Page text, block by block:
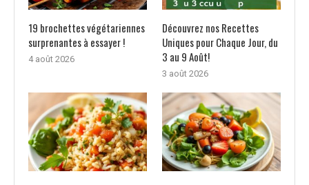
19 brochettes végétariennes
surprenantes à essayer !
4 août 2026
Découvrez nos Recettes
Uniques pour Chaque Jour, du
3 au 9 Août!
3 août 2026